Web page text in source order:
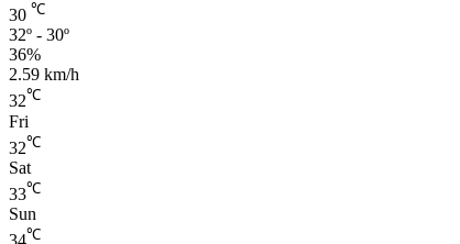
30 ℃
32º - 30º
36%
2.59 km/h
32℃
Fri
32℃
Sat
33℃
Sun
℃